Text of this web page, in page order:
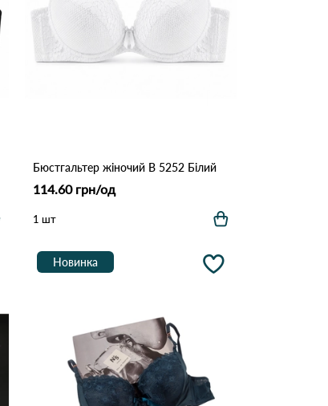
Бюстгальтер жіночий B 5252 Білий
114.60 грн/од
1 шт
Новинка